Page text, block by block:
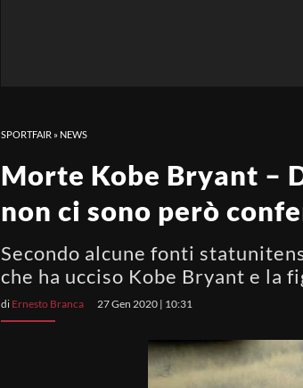
SPORTFAIR » NEWS
Morte Kobe Bryant –
non ci sono però
Secondo alcune fonti
che ha ucciso Kobe Bryant e la
di Ernesto Branca 27 Gen 2020 | 10:31